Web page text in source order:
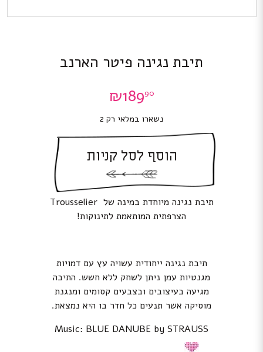
תיבת נגינה פיטר הארנב
₪18990
נשארו במלאי רק 2
הוסף לסל קניות
תיבת נגינה מיוחדת במינה של Trousselier
הצרפתית המותאמת לתינוקות!
תיבת נגינה ייחודית עשויה עץ עם דמויות
מגנטיות עמן ניתן לשחק ללא חשש. התיבה
מגיעה בעיצובים ובצבעים קסומים ומנגנת
מוסיקה אשר תנעים כל חדר בו היא נמצאת.
Music: BLUE DANUBE by STRAUSS